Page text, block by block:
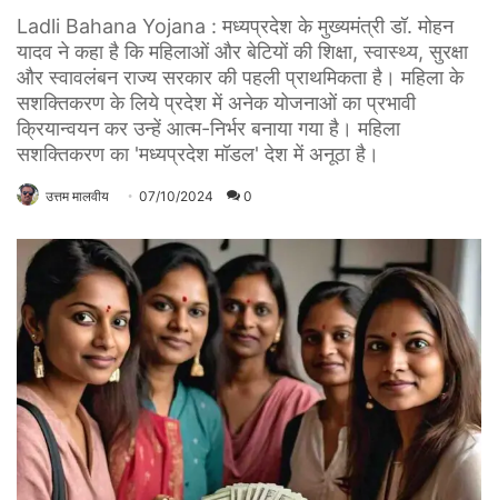
Ladli Bahana Yojana : मध्यप्रदेश के मुख्यमंत्री डॉ. मोहन
यादव ने कहा है कि महिलाओं और बेटियों की शिक्षा, स्वास्थ्य, सुरक्षा
और स्वावलंबन राज्य सरकार की पहली प्राथमिकता है। महिला के
सशक्तिकरण के लिये प्रदेश में अनेक योजनाओं का प्रभावी
क्रियान्वयन कर उन्हें आत्म-निर्भर बनाया गया है। महिला
सशक्तिकरण का 'मध्यप्रदेश मॉडल' देश में अनूठा है।
उत्तम मालवीय 07/10/2024 0